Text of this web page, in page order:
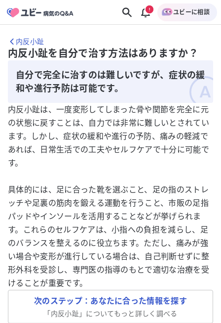
ユビーに相談
内反小趾
内反小趾を自分で治す方法はありますか？
自分で完全に治すのは難しいですが、症状の緩
和や進行予防は可能です。
内反小趾は、一度変形してしまった骨や関節を完全に元
の状態に戻すことは、自力では非常に難しいとされてい
ます。しかし、症状の緩和や進行の予防、痛みの軽減で
あれば、日常生活での工夫やセルフケアで十分に可能で
す。
具体的には、足に合った靴を選ぶこと、足の指のストレ
ッチや足裏の筋肉を鍛える運動を行うこと、市販の足指
パッドやインソールを活用することなどが挙げられま
す。これらのセルフケアは、小指への負担を減らし、足
のバランスを整えるのに役立ちます。ただし、痛みが強
い場合や変形が進行している場合は、自己判断せずに整
形外科を受診し、専門医の指導のもとで適切な治療を受
けることが重要です。
次のステップ：あなたに合った情報を探す
「内反小趾 」についてもっと詳しく調べる